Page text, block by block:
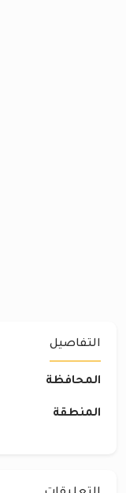
التفاصيل
المحافظة
المنطقة